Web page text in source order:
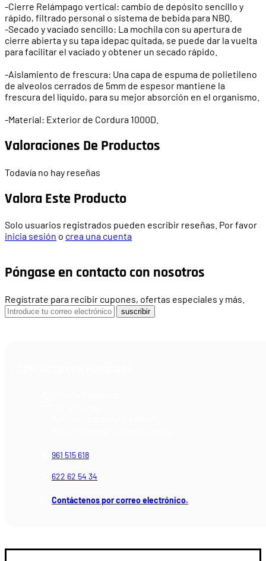
-Cierre Relámpago vertical: cambio de depósito sencillo y
rápido, filtrado personal o sistema de bebida para NBQ.
-Secado y vaciado sencillo: La mochila con su apertura de
cierre abierta y su tapa idepac quitada, se puede dar la vuelta
para facilitar el vaciado y obtener un secado rápido.
-Aislamiento de frescura: Una capa de espuma de polietileno
de alveolos cerrados de 5mm de espesor mantiene la
frescura del líquido, para su mejor absorción en el organismo.
-Material: Exterior de Cordura 1000D.
Valoraciones De Productos
Todavía no hay reseñas
Valora Este Producto
Solo usuarios registrados pueden escribir reseñas. Por favor
inicia sesión o crea una cuenta
Póngase en contacto con nosotros
Regístrate para recibir cupones, ofertas especiales y más.
suscribir
961 515 618
622 62 54 34
Contáctenos por correo electrónico.